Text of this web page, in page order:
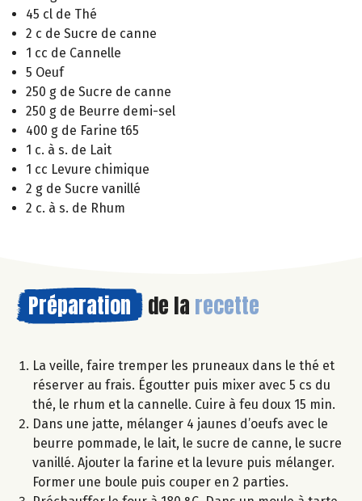
45 cl de Thé
2 c de Sucre de canne
1 cc de Cannelle
5 Oeuf
250 g de Sucre de canne
250 g de Beurre demi-sel
400 g de Farine t65
1 c. à s. de Lait
1 cc Levure chimique
2 g de Sucre vanillé
2 c. à s. de Rhum
Préparation de la recette
La veille, faire tremper les pruneaux dans le thé et
réserver au frais. Égoutter puis mixer avec 5 cs du
thé, le rhum et la cannelle. Cuire à feu doux 15 min.
Dans une jatte, mélanger 4 jaunes d’oeufs avec le
beurre pommade, le lait, le sucre de canne, le sucre
vanillé. Ajouter la farine et la levure puis mélanger.
Former une boule puis couper en 2 parties.